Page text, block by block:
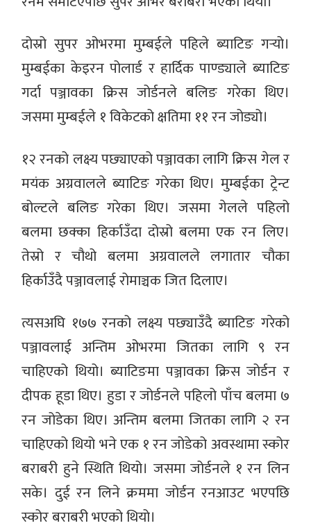
दोस्रो सुपर ओभरमा मुम्बईले पहिले ब्याटिङ गर्‍यो।
मुम्बईका केइरन पोलार्ड र हार्दिक पाण्ड्याले ब्याटिङ
गर्दा पञ्जावका क्रिस जोर्डनले बलिङ गरेका थिए।
जसमा मुम्बईले १ विकेटको क्षतिमा ११ रन जोड्यो।
१२ रनको लक्ष्य पछ्याएको पञ्जावका लागि क्रिस गेल र
मयंक अग्रवालले ब्याटिङ गरेका थिए। मुम्बईका ट्रेन्ट
बोल्टले बलिङ गरेका थिए। जसमा गेलले पहिलो
बलमा छक्का हिर्काउँदा दोस्रो बलमा एक रन लिए।
तेस्रो र चौथो बलमा अग्रवालले लगातार चौका
हिर्काउँदै पञ्जावलाई रोमाञ्चक जित दिलाए।
त्यसअघि १७७ रनको लक्ष्य पछ्याउँदै ब्याटिङ गरेको
पञ्जावलाई अन्तिम ओभरमा जितका लागि ९ रन
चाहिएको थियो। ब्याटिङमा पञ्जावका क्रिस जोर्डन र
दीपक हूडा थिए। हुडा र जोर्डनले पहिलो पाँच बलमा ७
रन जोडेका थिए। अन्तिम बलमा जितका लागि २ रन
चाहिएको थियो भने एक १ रन जोडेको अवस्थामा स्कोर
बराबरी हुने स्थिति थियो। जसमा जोर्डनले १ रन लिन
सके। दुई रन लिने क्रममा जोर्डन रनआउट भएपछि
स्कोर बराबरी भएको थियो।